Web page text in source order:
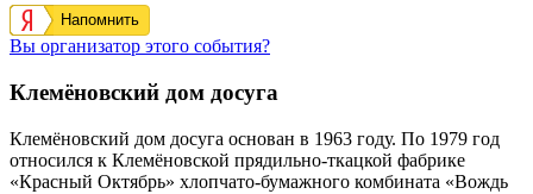
Напомнить
Вы организатор этого события?
Клемёновский дом досуга
Клемёновский дом досуга основан в 1963 году. По 1979 год
относился к Клемёновской прядильно-ткацкой фабрике
«Красный Октябрь» хлопчато-бумажного комбината «Вождь